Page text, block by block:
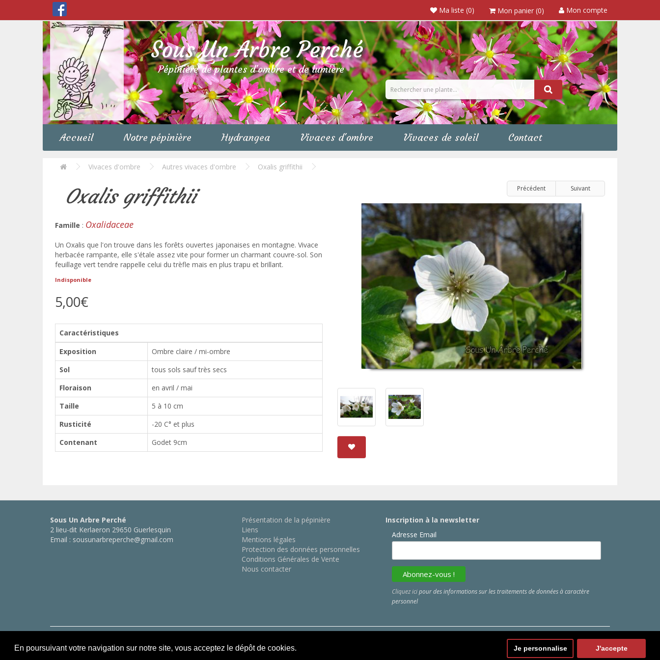
En poursuivant votre navigation sur notre site, vous acceptez le dépôt de cookies. Je personnalise J'accepte
Ma liste (0) Mon panier (0) Mon compte
Sous Un Arbre Perché
Pépinière de plantes d'ombre et de lumière
Accueil Notre pépinière Hydrangea Vivaces d'ombre Vivaces de soleil Contact
Vivaces d'ombre Autres vivaces d'ombre Oxalis griffithii
Oxalis griffithii
Famille : Oxalidaceae
Un Oxalis que l'on trouve dans les forêts ouvertes japonaises en montagne. Vivace
herbacée rampante, elle s'étale assez vite pour former un charmant couvre-sol. Son
feuillage vert tendre rappelle celui du trèfle mais en plus trapu et brillant.
Indisponible
5,00€
Caractéristiques
Exposition
Ombre claire / mi-ombre
Sol
tous sols sauf très secs
Floraison
en avril / mai
Taille
5 à 10 cm
Rusticité
-20 C° et plus
Contenant
Godet 9cm
Précédent Suivant
Sous Un Arbre Perché
2 lieu-dit Kerlaeron 29650 Guerlesquin
Email : sousunarbreperche@gmail.com
Présentation de la pépinière
Liens
Mentions légales
Protection des données personnelles
Conditions Générales de Vente
Nous contacter
Inscription à la newsletter
Adresse Email
Cliquez icipour des informations sur les traitements de données à caractère
personnel